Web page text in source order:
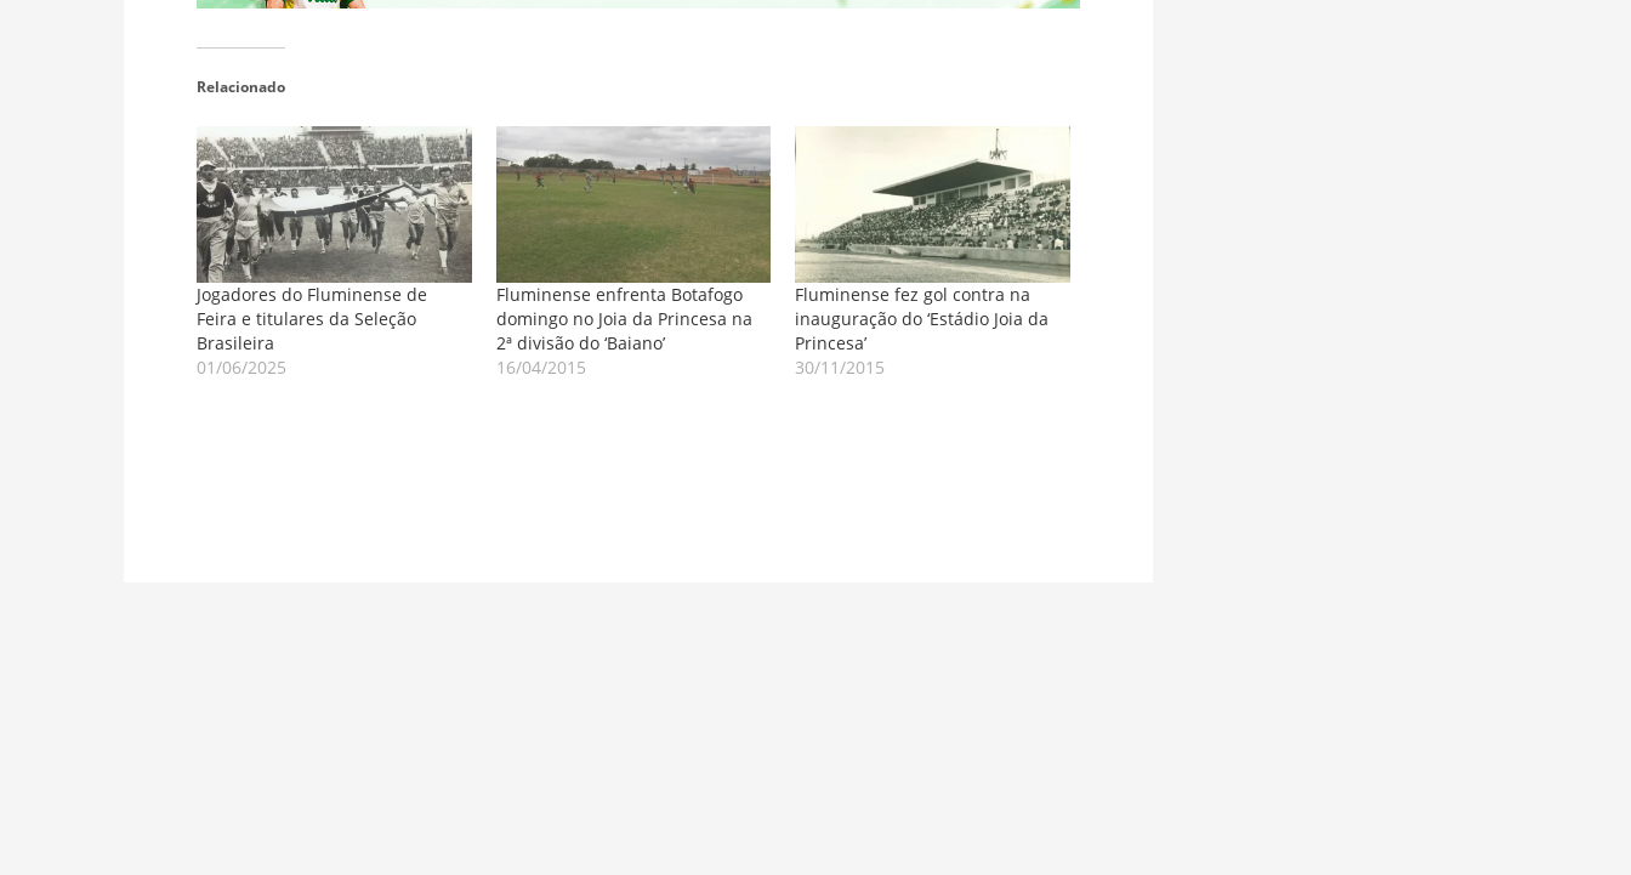
Relacionado
Jogadores do Fluminense de
Feira e titulares da Seleção
Brasileira
01/06/2025
Fluminense enfrenta Botafogo
domingo no Joia da Princesa na
2ª divisão do ‘Baiano’
16/04/2015
Fluminense fez gol contra na
inauguração do ‘Estádio Joia da
Princesa’
30/11/2015